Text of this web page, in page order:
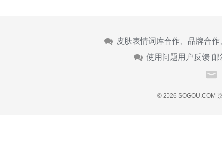
皮肤表情词库合作、品牌合
使用问题用户反馈 邮
© 2026 SOGOU.COM